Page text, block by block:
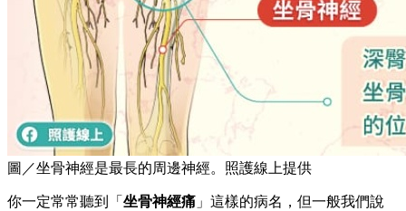
圖／坐骨神經是最長的周邊神經。照護線上提供
你一定常常聽到「 坐骨神經痛 」這樣的病名，但一般我們說